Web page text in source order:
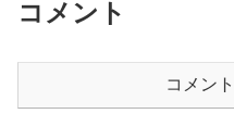
コメント
コメン